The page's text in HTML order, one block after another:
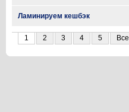
Ламинируем кешбэк
1 2 3 4 5 Все